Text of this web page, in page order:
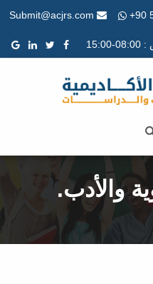
+90
والأدب.